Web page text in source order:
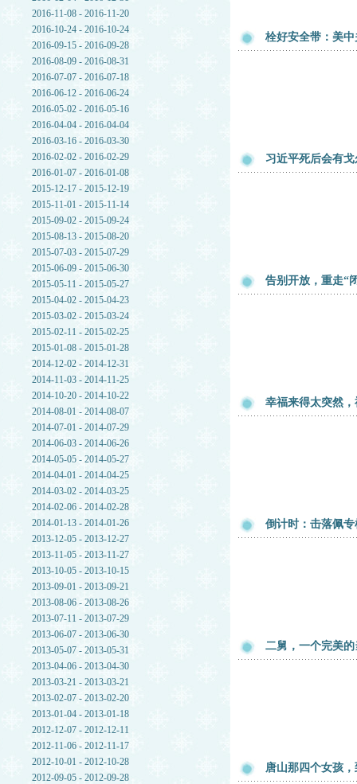
2016-11-08 - 2016-11-20
2016-10-24 - 2016-10-24
2016-09-15 - 2016-09-28
2016-08-09 - 2016-08-31
2016-07-07 - 2016-07-18
2016-06-12 - 2016-06-24
2016-05-02 - 2016-05-16
2016-04-04 - 2016-04-04
2016-03-16 - 2016-03-30
2016-02-02 - 2016-02-29
2016-01-07 - 2016-01-08
2015-12-17 - 2015-12-19
2015-11-01 - 2015-11-14
2015-09-02 - 2015-09-24
2015-08-13 - 2015-08-20
2015-07-03 - 2015-07-29
2015-06-09 - 2015-06-30
2015-05-11 - 2015-05-27
2015-04-02 - 2015-04-23
2015-03-02 - 2015-03-24
2015-02-11 - 2015-02-25
2015-01-08 - 2015-01-28
2014-12-02 - 2014-12-31
2014-11-03 - 2014-11-25
2014-10-20 - 2014-10-22
2014-08-01 - 2014-08-07
2014-07-01 - 2014-07-29
2014-06-03 - 2014-06-26
2014-05-05 - 2014-05-27
2014-04-01 - 2014-04-25
2014-03-02 - 2014-03-25
2014-02-06 - 2014-02-28
2014-01-13 - 2014-01-26
2013-12-05 - 2013-12-27
2013-11-05 - 2013-11-27
2013-10-05 - 2013-10-15
2013-09-01 - 2013-09-21
2013-08-06 - 2013-08-26
2013-07-11 - 2013-07-29
2013-06-07 - 2013-06-30
2013-05-07 - 2013-05-31
2013-04-06 - 2013-04-30
2013-03-21 - 2013-03-21
2013-02-07 - 2013-02-20
2013-01-04 - 2013-01-18
2012-12-07 - 2012-12-11
2012-11-06 - 2012-11-17
2012-10-01 - 2012-10-28
2012-09-05 - 2012-09-28
栓好安全带：美
习近平死后会有
告别开放，重走“
幸福来得太突然
倒计时：击落佩
二舅，一个完美
唐山那四个女孩